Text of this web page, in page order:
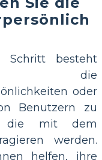
Schritt besteht
die
oder
Benutzern zu
die mit dem
werden.
helfen, ihre